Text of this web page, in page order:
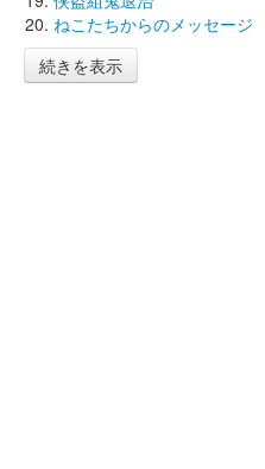
ねこたちからのメッセージ
続きを表示